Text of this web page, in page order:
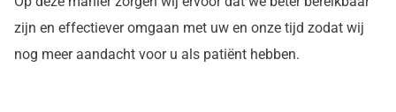
zijn en effectiever omgaan met uw en onze tijd zodat wij
nog meer aandacht voor u als patiënt hebben.